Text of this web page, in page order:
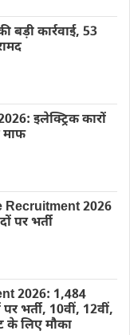
बड़ी कार्रवाई, 53
इलेक्ट्रिक कारों
माफ
2026
पर भर्ती
2026: 1,484
भर्ती, 10वीं, 12वीं,
के लिए मौका